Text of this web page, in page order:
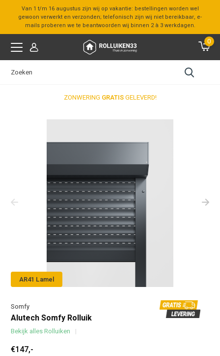
Van 1 t/m 16 augustus zijn wij op vakantie: bestellingen worden wel
gewoon verwerkt en verzonden; telefonisch zijn wij niet bereikbaar, e-
mails proberen we te beantwoorden wij binnen 2 à 3 werkdagen.
0
ZONWERING GRATISGELEVERD!
AR41 Lamel
Somfy
Alutech Somfy Rolluik
Bekijk alles Rolluiken
€147,-